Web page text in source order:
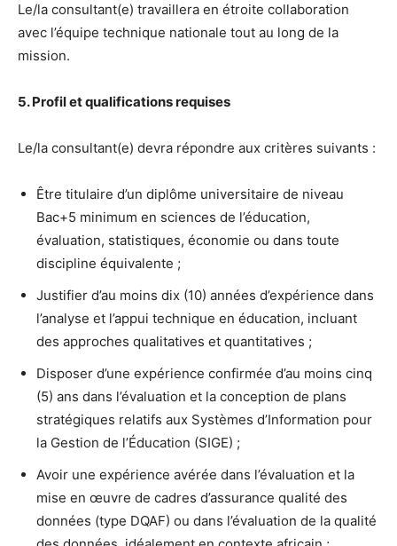
Le/la consultant(e) travaillera en étroite collaboration
avec l’équipe technique nationale tout au long de la
mission.
5. Profil et qualifications requises
Le/la consultant(e) devra répondre aux critères suivants :
Être titulaire d’un diplôme universitaire de niveau
Bac+5 minimum en sciences de l’éducation,
évaluation, statistiques, économie ou dans toute
discipline équivalente ;
Justifier d’au moins dix (10) années d’expérience dans
l’analyse et l’appui technique en éducation, incluant
des approches qualitatives et quantitatives ;
Disposer d’une expérience confirmée d’au moins cinq
(5) ans dans l’évaluation et la conception de plans
stratégiques relatifs aux Systèmes d’Information pour
la Gestion de l’Éducation (SIGE) ;
Avoir une expérience avérée dans l’évaluation et la
mise en œuvre de cadres d’assurance qualité des
données (type DQAF) ou dans l’évaluation de la qualité